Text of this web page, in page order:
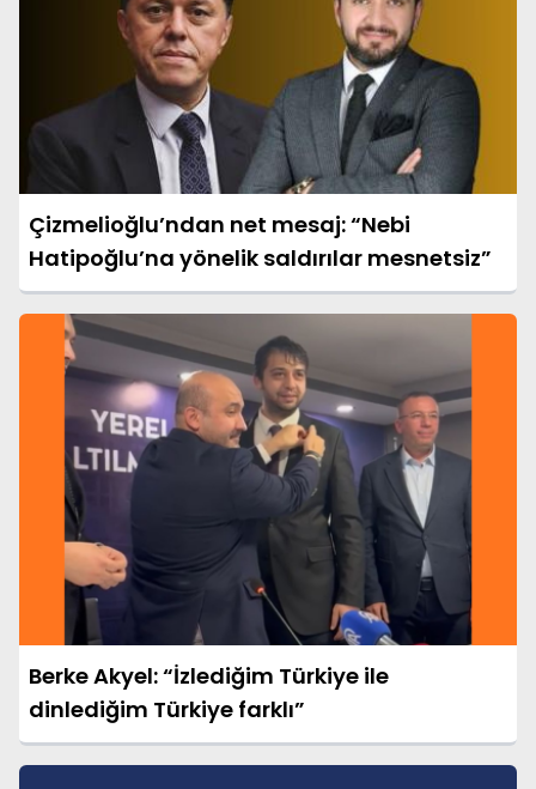
Çizmelioğlu’ndan net mesaj: “Nebi
Hatipoğlu’na yönelik saldırılar mesnetsiz”
Berke Akyel: “İzlediğim Türkiye ile
dinlediğim Türkiye farklı”